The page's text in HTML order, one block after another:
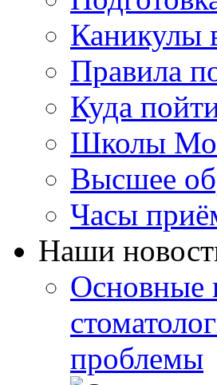
Каникулы
Правила
Куда
Школы
Высшее
Часы
Наши
Основные
проблемы